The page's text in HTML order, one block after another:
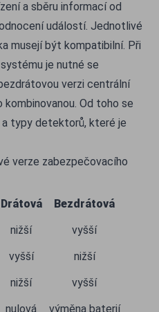
a sběru informací od
událostí. Jednotlivé
musejí být kompatibilní. Při
je nutné se
verzi centrální
Od toho se
typy detektorů, které je
verze zabezpečovacího
Drátová
Bezdrátová
nižší
vyšší
vyšší
nižší
nižší
vyšší
nulová
výměna baterií